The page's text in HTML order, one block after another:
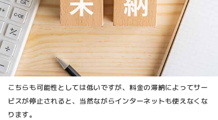
こちらも可能性としては低いですが、料金の滞納によってサー
ビスが停止されると、当然ながらインターネットも使えなくな
ります。